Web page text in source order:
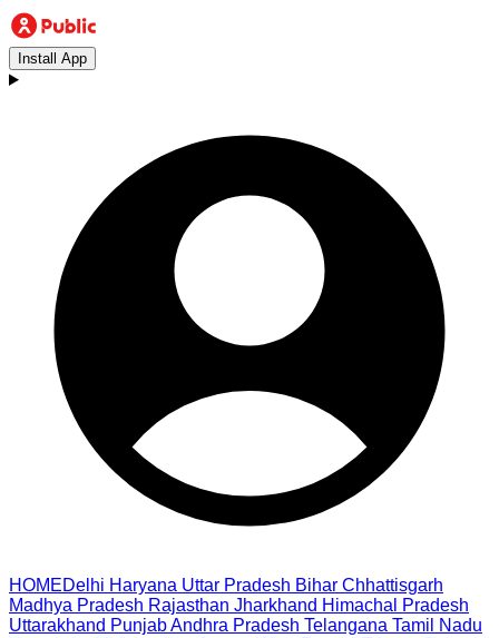
Install App
HOMEDelhi Haryana Uttar Pradesh Bihar Chhattisgarh
Madhya Pradesh Rajasthan Jharkhand Himachal Pradesh
Uttarakhand PunjabAndhra Pradesh Telangana Tamil Nadu